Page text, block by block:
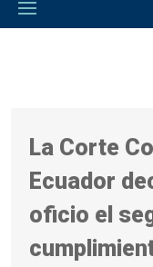
La Corte
Ecuador
oficio el